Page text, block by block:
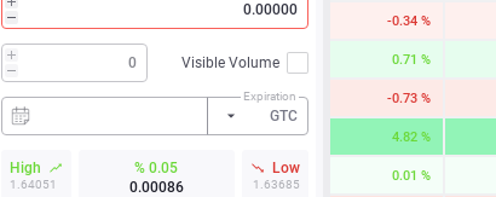
-0.34 %
0.71 %
-0.73 %
4.82 %
0.01 %
Visible Volume
Expiration
GTC
Low
1.63685
0.05 %
0.00088
1.64051